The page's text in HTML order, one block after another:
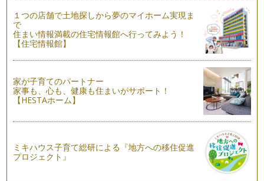
１つの店舗で土地探しから夢のマイホーム実現ま
で
住まい情報満載の住宅情報館へ行ってみよう！
【住宅情報館】
家が子育てのパートナー
家事も、心も、健康も住まいがサポート！
【HESTAホーム】
ミキハウス子育て総研による『地方への移住促進
プロジェクト』